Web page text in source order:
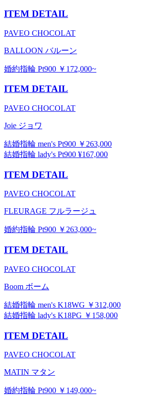
ITEM DETAIL
PAVEO CHOCOLAT
BALLOON バルーン
婚約指輪 Pt900 ￥172,000~
ITEM DETAIL
PAVEO CHOCOLAT
Joie ジョワ
結婚指輪 men's Pt900 ￥263,000
結婚指輪 lady's Pt900 ¥167,000
ITEM DETAIL
PAVEO CHOCOLAT
FLEURAGE フルラージュ
婚約指輪 Pt900 ￥263,000~
ITEM DETAIL
PAVEO CHOCOLAT
Boom ボーム
結婚指輪 men's K18WG ￥312,000
結婚指輪 lady's K18PG ￥158,000
ITEM DETAIL
PAVEO CHOCOLAT
MATIN マタン
婚約指輪 Pt900 ￥149,000~